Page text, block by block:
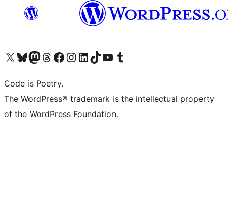
Visita il nostro account X (ex Twitter)
Visita il nostro account Bluesky
Visita il nostro account Mastodon
Visita il nostro account Threads
Visita la nostra pagina Facebook
Visita il nostro account Instagram
Visita il nostro account LinkedIn
Visita il nostro account TikTok
Visita il nostro canale YouTube
Visita il nostro account Tumblr
Code is Poetry.
The WordPress® trademark is the intellectual property
of the WordPress Foundation.